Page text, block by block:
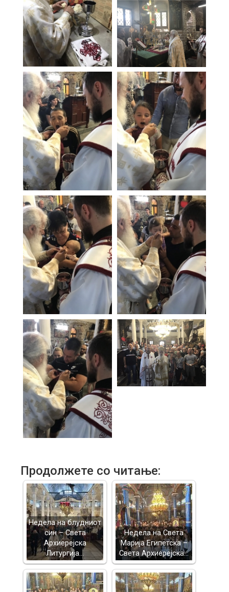
Продолжете со читање:
Недела на блудниот
син – Света
Архиерејска
Литургија…
Недела на Света
Марија Египетска –
Света Архиерејска…